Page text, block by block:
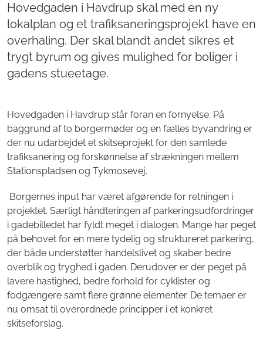
Hovedgaden i Havdrup skal med en ny
lokalplan og et trafiksaneringsprojekt have en
overhaling. Der skal blandt andet sikres et
trygt byrum og gives mulighed for boliger i
gadens stueetage.
Hovedgaden i Havdrup står foran en fornyelse. På
baggrund af to borgermøder og en fælles byvandring er
der nu udarbejdet et skitseprojekt for den samlede
trafiksanering og forskønnelse af strækningen mellem
Stationspladsen og Tykmosevej.
Borgernes input har været afgørende for retningen i
projektet. Særligt håndteringen af parkeringsudfordringer
i gadebilledet har fyldt meget i dialogen. Mange har peget
på behovet for en mere tydelig og struktureret parkering,
der både understøtter handelslivet og skaber bedre
overblik og tryghed i gaden. Derudover er der peget på
lavere hastighed, bedre forhold for cyklister og
fodgængere samt flere grønne elementer. De temaer er
nu omsat til overordnede principper i et konkret
skitseforslag.